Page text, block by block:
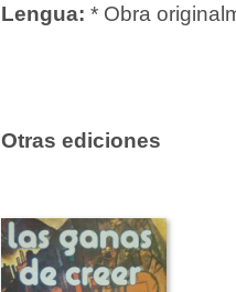
Lengua: * Obra
Otras ediciones